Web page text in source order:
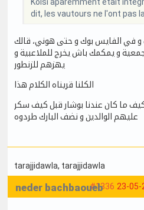
Kolsi aparemment etait
dit, les vautours ne l'ont pas
و في الفايس بوك و حتى هوني، قالك
و يمكمك باش يخرج للملاعبية و
يهزهم للزنطور
الكلنا قريناه الكلام هذا
ما كان عندنا بوشار قبل كيف سكر
عليهم الوالدين و نضف البارك طردوه
tarajjidawla, tarajjidawla
#1336 23-05-
neder bachbaoueb